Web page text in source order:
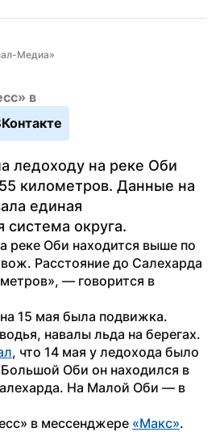
Медиа»
в
ледоходу на реке Оби
километров. Данные на
единая
система округа.
реке Оби находится выше по
Расстояние до Салехарда
— говорится в
15 мая была подвижка.
навалы льда на берегах.
, что 14 мая у ледохода было
Оби он находился в
На Малой Оби — в
в мессенджере «Макс».